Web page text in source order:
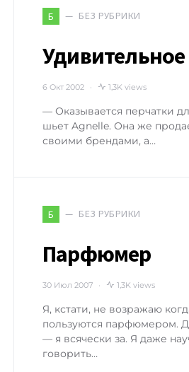
Б БЕЗ РУБРИКИ
6 Окт 2002 1,3K views
— Оказывается перчатки
шьет Agnelle. Она же
своими брендами, а…
Б БЕЗ РУБРИКИ
Парфюмер
30 Июл 2007 1,3K views
Я, кстати, не возражаю
пользуются парфюмером.
— я всячески за. Я даже
говорить…